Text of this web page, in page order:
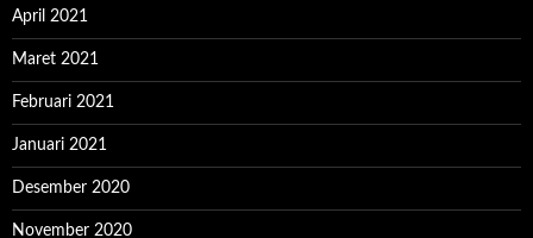
April 2021
Maret 2021
Februari 2021
Januari 2021
Desember 2020
November 2020